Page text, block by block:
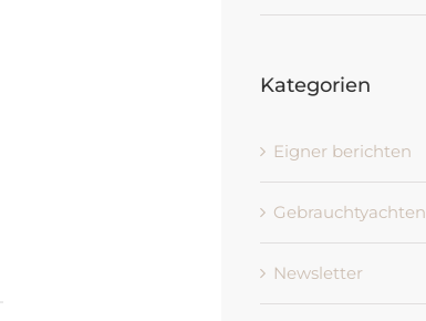
Kategorien
Eigner berichten
Gebrauchtyachten
Newsletter